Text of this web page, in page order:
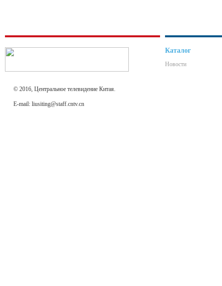
© 2016, Центральное телевидение Китая.
E-mail: liusiting@staff.cntv.cn
Каталог
Новости